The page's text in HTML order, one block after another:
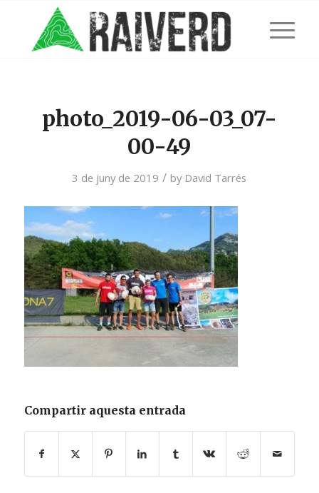
photo_2019-06-03_07-
00-49
3 de juny de 2019 / by David Tarrés
Compartir aquesta entrada